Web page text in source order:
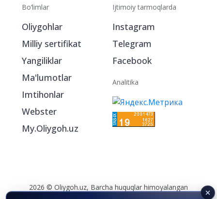
Bo‘limlar
Oliygohlar
Milliy sertifikat
Yangiliklar
Ma'lumotlar
Imtihonlar
Webster
My.Oliygoh.uz
Ijtimoiy tarmoqlarda
Instagram
Telegram
Facebook
Analitika
2026 © Oliygoh.uz, Barcha huquqlar himoyalangan